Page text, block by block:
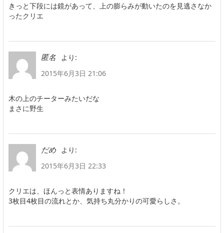
きっと下段には鏡があって、上の膨らみが動いたのを見逃さなか
ったクリエ
匿名
より:
2015年6月3日 21:06
木の上のチーターみたいだな
まさに野生
だめ
より:
2015年6月3日 22:33
クリエは、ほんっと表情ありますね！
3枚目4枚目の流れとか、気持ち丸分かりの可愛らしさ。